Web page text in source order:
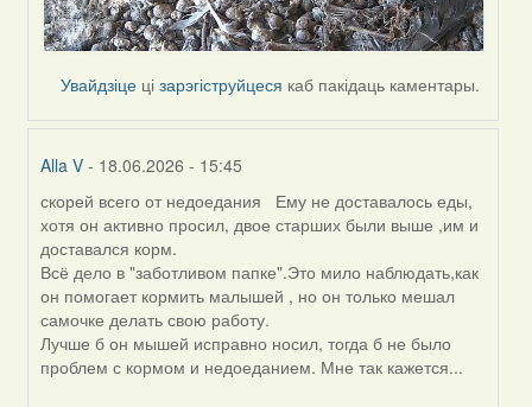
Увайдзіце цізарэгіструйцеся каб пакідаць каментары.
Alla V - 18.06.2026 - 15:45
In
reply
to
by
SaMANdaS
скорей всего от недоедания Ему не доставалось еды,
хотя он активно просил, двое старших были выше ,им и
доставался корм.
Всё дело в "заботливом папке".Это мило наблюдать,как
он помогает кормить малышей , но он только мешал
самочке делать свою работу.
Лучше б он мышей исправно носил, тогда б не было
проблем с кормом и недоеданием. Мне так кажется...